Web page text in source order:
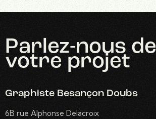
Parlez-nous de
votre projet
Graphiste Besançon Doubs
6B rue Alphonse Delacroix